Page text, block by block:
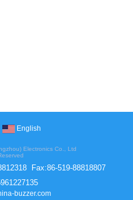
English
Electronics Co., Ltd
Fax:86-519-88818807
buzzer.com